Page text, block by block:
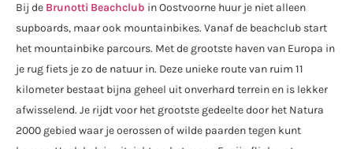
Bij de Brunotti Beachclub in Oostvoorne huur je niet alleen
supboards, maar ook mountainbikes. Vanaf de beachclub start
het mountainbike parcours. Met de grootste haven van Europa in
je rug fiets je zo de natuur in. Deze unieke route van ruim 11
kilometer bestaat bijna geheel uit onverhard terrein en is lekker
afwisselend. Je rijdt voor het grootste gedeelte door het Natura
2000 gebied waar je oerossen of wilde paarden tegen kunt